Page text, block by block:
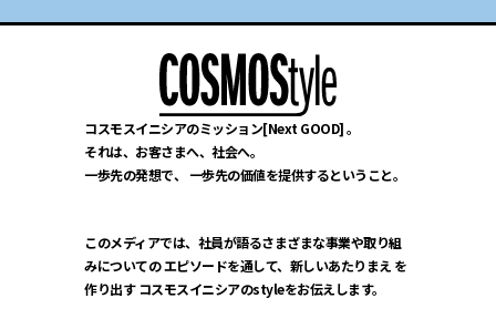
コスモスイニシアのミッション[Next GOOD] 。
それは、お客さまへ、社会へ。
一歩先の発想で、 一歩先の価値を提供するということ。
このメディアでは、社員が語るさまざまな事業や取り組
みについてのエピソードを通して、新しいあたりまえ を
作り出す コスモスイニシアのstyleをお伝えします。